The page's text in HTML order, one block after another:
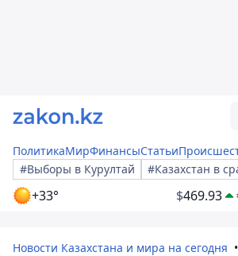
ПолитикаМирФинансыСтатьи
#Выборы в Курултай
#Казахстан в
+33° $469.93
Новости Казахстана и мира на сегодня